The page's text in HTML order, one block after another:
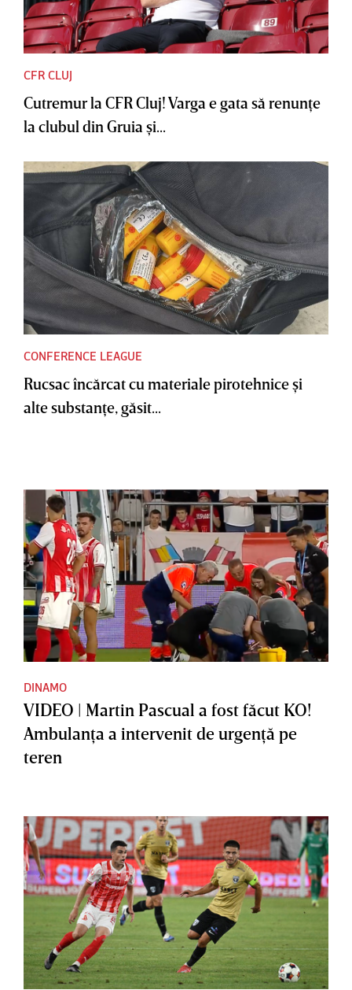
CFR CLUJ
Cutremur la CFR Cluj! Varga e gata să renunţe
la clubul din Gruia şi...
CONFERENCE LEAGUE
Rucsac încărcat cu materiale pirotehnice şi
alte substanţe, găsit...
DINAMO
VIDEO | Martin Pascual a fost făcut KO!
Ambulanţa a intervenit de urgenţă pe
teren